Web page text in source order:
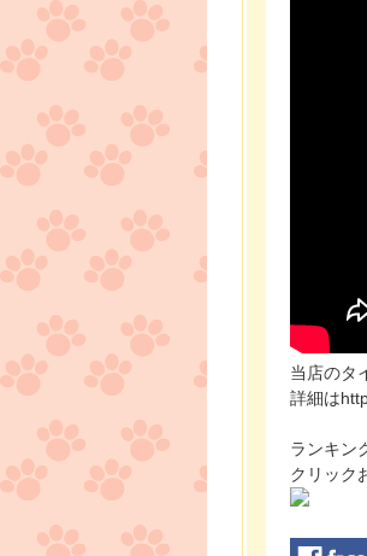
当店のタ
詳細は
ランキン
クリック